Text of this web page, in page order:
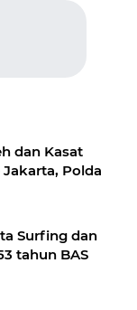
dan Kasat
Polda
Surfing dan
tahun BAS